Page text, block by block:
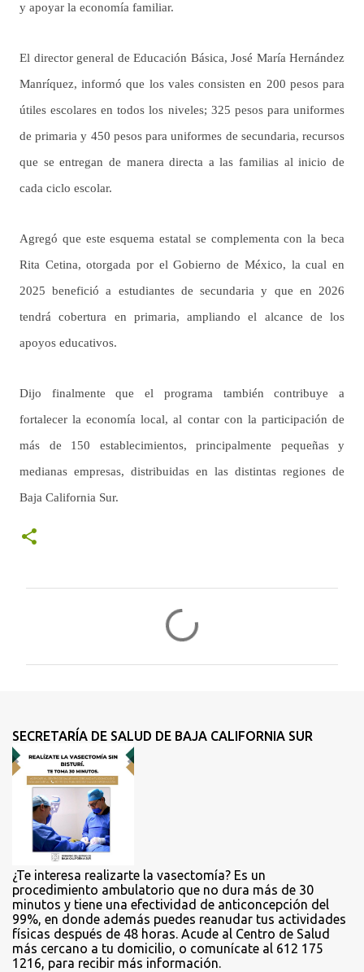
y apoyar la economía familiar.
El director general de Educación Básica, José María Hernández
Manríquez, informó que los vales consisten en 200 pesos para
útiles escolares en todos los niveles; 325 pesos para uniformes
de primaria y 450 pesos para uniformes de secundaria, recursos
que se entregan de manera directa a las familias al inicio de
cada ciclo escolar.
Agregó que este esquema estatal se complementa con la beca
Rita Cetina, otorgada por el Gobierno de México, la cual en
2025 benefició a estudiantes de secundaria y que en 2026
tendrá cobertura en primaria, ampliando el alcance de los
apoyos educativos.
Dijo finalmente que el programa también contribuye a
fortalecer la economía local, al contar con la participación de
más de 150 establecimientos, principalmente pequeñas y
medianas empresas, distribuidas en las distintas regiones de
Baja California Sur.
t
a
r
o
SECRETARÍA DE SALUD DE BAJA CALIFORNIA SUR
¿Te interesa realizarte la vasectomía? Es un
procedimiento ambulatorio que no dura más de 30
minutos y tiene una efectividad de anticoncepción del
99%, en donde además puedes reanudar tus actividades
físicas después de 48 horas. Acude al Centro de Salud
más cercano a tu domicilio, o comunícate al 612 175
1216, para recibir más información.